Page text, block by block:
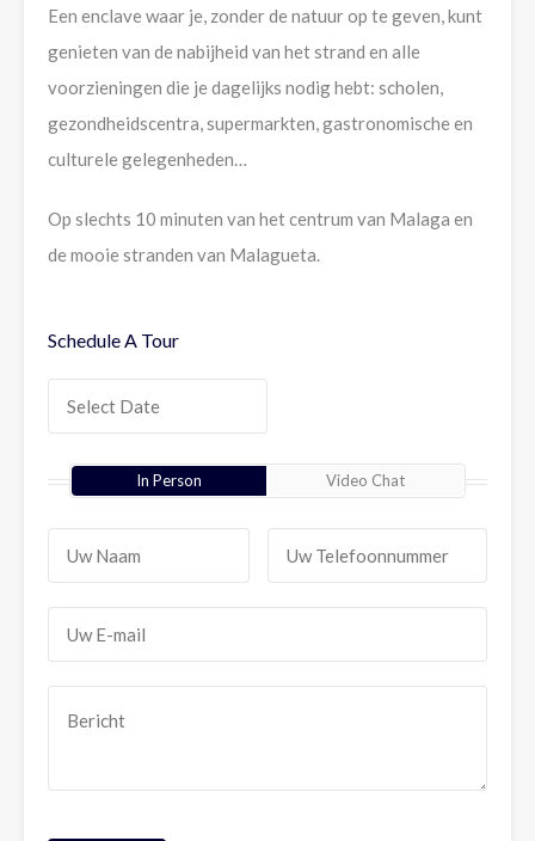
Een enclave waar je, zonder de natuur op te geven, kunt
genieten van de nabijheid van het strand en alle
voorzieningen die je dagelijks nodig hebt: scholen,
gezondheidscentra, supermarkten, gastronomische en
culturele gelegenheden…
Op slechts 10 minuten van het centrum van Malaga en
de mooie stranden van Malagueta.
Schedule A Tour
In Person Video Chat